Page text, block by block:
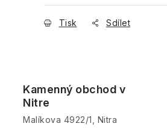
Tisk Sdílet
Kamenný obchod v
Nitre
Malíkova 4922/1, Nitra